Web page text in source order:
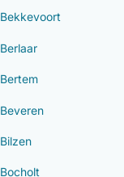
Bekkevoort
Berlaar
Bertem
Beveren
Bilzen
Bocholt